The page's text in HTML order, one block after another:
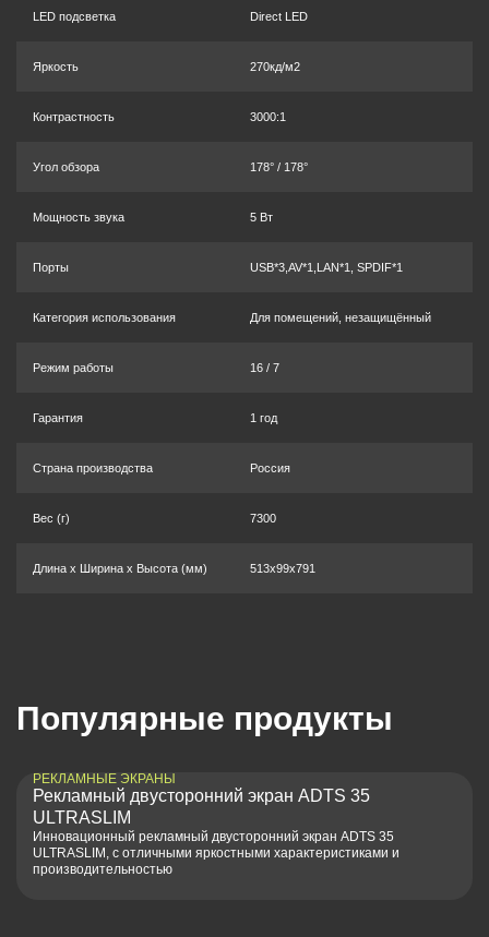
LED подсветка Direct LED
Яркость 270кд/м2
Контрастность 3000:1
Угол обзора 178° / 178°
Мощность звука 5 Вт
Порты USB*3,AV*1,LAN*1, SPDIF*1
Категория использования Для помещений, незащищённый
Режим работы 16 / 7
Гарантия 1 год
Страна производства Россия
Вес (г) 7300
Длина x Ширина x Высота (мм) 513x99x791
Популярные продукты
РЕКЛАМНЫЕ ЭКРАНЫ
Рекламный двусторонний экран ADTS 35
ULTRASLIM
Инновационный рекламный двусторонний экран ADTS 35
ULTRASLIM, с отличными яркостными характеристиками и
производительностью